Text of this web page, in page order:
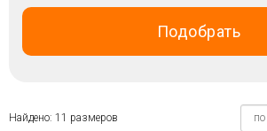
Вс:
9:00
Подобрать
Найдено: 11 размеров